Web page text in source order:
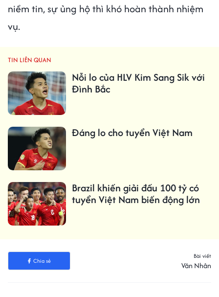
niềm tin, sự ủng hộ thì khó hoàn thành nhiệm
vụ.
TIN LIÊN QUAN
Nỗi lo của HLV Kim Sang Sik với
Đình Bắc
Đáng lo cho tuyển Việt Nam
Brazil khiến giải đấu 100 tỷ có
tuyển Việt Nam biến động lớn
Chia sẻ
Bài viết
Văn Nhân